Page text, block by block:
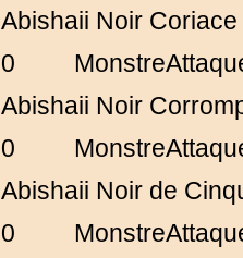
Abishaii Noir
0
Abishaii Noir
0
Abishaii Noir de
0